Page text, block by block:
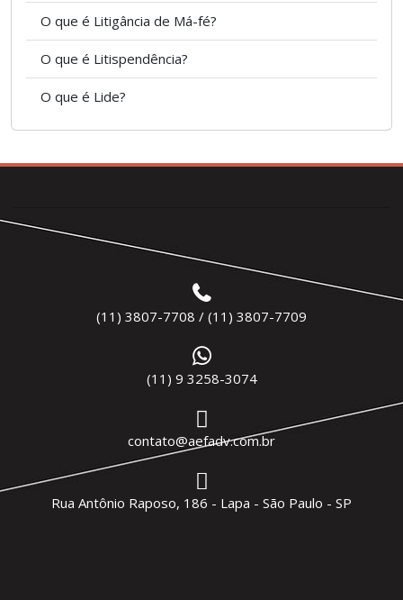
O que é Litigância de Má-fé?
O que é Litispendência?
O que é Lide?
(11) 3807-7708 / (11) 3807-7709
(11) 9 3258-3074
contato@aefadv.com.br
Rua Antônio Raposo, 186 - Lapa - São Paulo - SP